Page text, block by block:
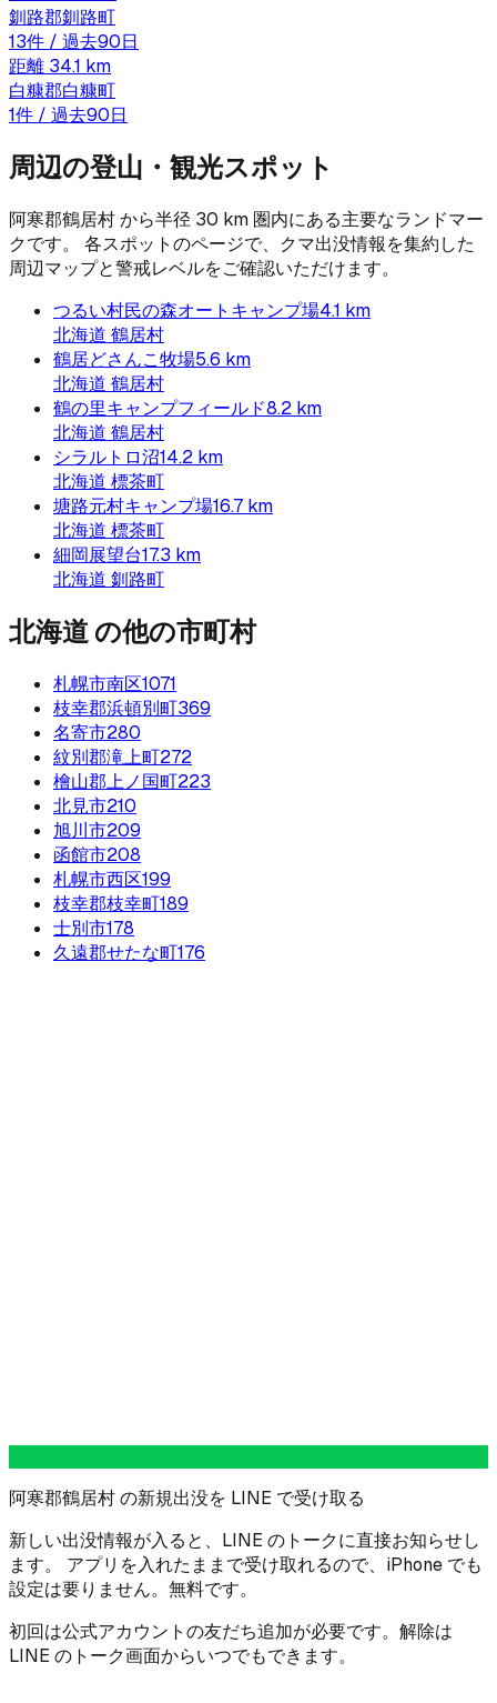
釧路郡釧路町
13件 / 過去90日
距離 34.1 km
白糠郡白糠町
1件 / 過去90日
周辺の登山・観光スポット
阿寒郡鶴居村から半径 30 km 圏内にある主要なランドマー
クです。 各スポットのページで、クマ出没情報を集約した
周辺マップと警戒レベルをご確認いただけます。
つるい村民の森オートキャンプ場4.1 km
北海道 鶴居村
鶴居どさんこ牧場5.6 km
北海道 鶴居村
鶴の里キャンプフィールド8.2 km
北海道 鶴居村
シラルトロ沼14.2 km
北海道 標茶町
塘路元村キャンプ場16.7 km
北海道 標茶町
細岡展望台17.3 km
北海道 釧路町
北海道の他の市町村
札幌市南区1071
枝幸郡浜頓別町369
名寄市280
紋別郡滝上町272
檜山郡上ノ国町223
北見市210
旭川市209
函館市208
札幌市西区199
枝幸郡枝幸町189
士別市178
久遠郡せたな町176
阿寒郡鶴居村 の新規出没を LINE で受け取る
新しい出没情報が入ると、LINE のトークに直接お知らせし
ます。 アプリを入れたままで受け取れるので、iPhone でも
設定は要りません。無料です。
初回は公式アカウントの友だち追加が必要です。解除は
LINE のトーク画面からいつでもできます。